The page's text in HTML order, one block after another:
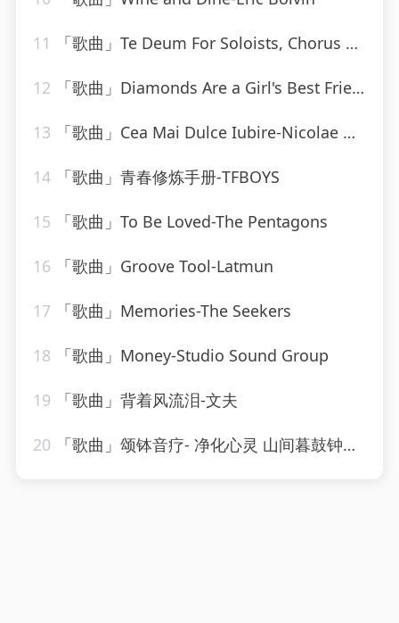
11 「歌曲」Te Deum For Soloists, Chorus And Orchestra, H. 146 - Prélude. Rondeau
12 「歌曲」Diamonds Are a Girl's Best Friend-Marylin Monroe
13 「歌曲」Cea Mai Dulce Iubire-Nicolae Guta
14 「歌曲」青春修炼手册-TFBOYS
15 「歌曲」To Be Loved-The Pentagons
16 「歌曲」Groove Tool-Latmun
17 「歌曲」Memories-The Seekers
18 「歌曲」Money-Studio Sound Group
19 「歌曲」背着风流泪-文夫
20 「歌曲」颂钵音疗- 净化心灵 山间暮鼓钟声-糖喵心理